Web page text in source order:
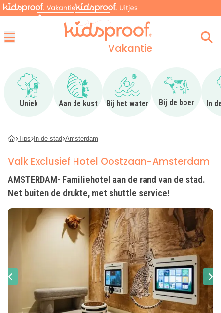
Vakantie
Uniek
Ga naar Uniek
Aan de kust
Ga naar Aan de kust
Bij het water
Ga naar Bij het water
Bij de boer
Ga naar Bij
In
Tips In de stad Amsterdam
Valk Exclusief Hotel Oostzaan-Amsterdam
AMSTERDAM- Familiehotel aan de rand van de stad.
Net buiten de drukte, met shuttle service!